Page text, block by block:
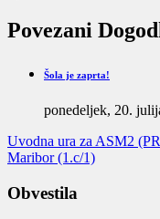
Povezani
Šola je zaprta!
ponedeljek, 20.
Uvodna ura za ASM2
Maribor (1.c/1)
Obvestila